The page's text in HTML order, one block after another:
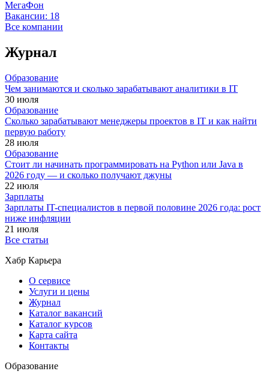
МегаФон
Вакансии: 18
Все компании
Журнал
Образование
Чем занимаются и сколько зарабатывают аналитики в IT
30 июля
Образование
Сколько зарабатывают менеджеры проектов в IT и как найти
первую работу
28 июля
Образование
Стоит ли начинать программировать на Python или Java в
2026 году — и сколько получают джуны
22 июля
Зарплаты
Зарплаты IT-специалистов в первой половине 2026 года: рост
ниже инфляции
21 июля
Все статьи
Хабр Карьера
О сервисе
Услуги и цены
Журнал
Каталог вакансий
Каталог курсов
Карта сайта
Контакты
Образование